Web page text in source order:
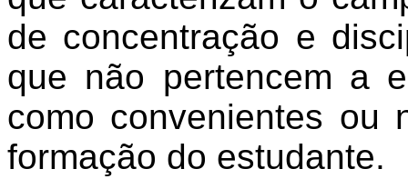
de concentração e
que não pertencem a
como convenientes ou
formação do estudante.